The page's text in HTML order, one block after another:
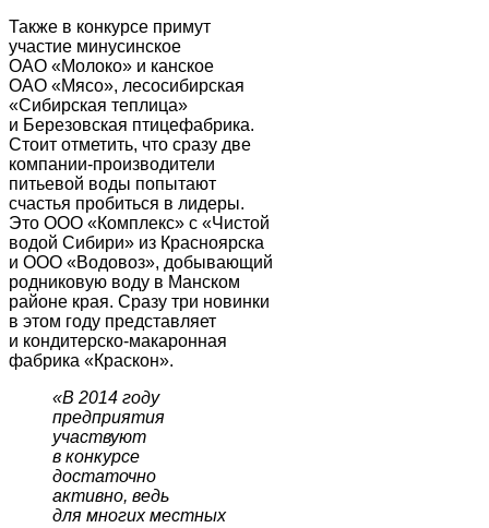
Также в конкурсе примут
участие минусинское
ОАО «Молоко» и канское
ОАО «Мясо», лесосибирская
«Сибирская теплица»
и Березовская птицефабрика.
Стоит отметить, что сразу две
компании-производители
питьевой воды попытают
счастья пробиться в лидеры.
Это ООО «Комплекс» с «Чистой
водой Сибири» из Красноярска
и ООО «Водовоз», добывающий
родниковую воду в Манском
районе края. Сразу три новинки
в этом году представляет
и кондитерско-макаронная
фабрика «Краскон».
«В 2014 году
предприятия
участвуют
в конкурсе
достаточно
активно, ведь
для многих местных